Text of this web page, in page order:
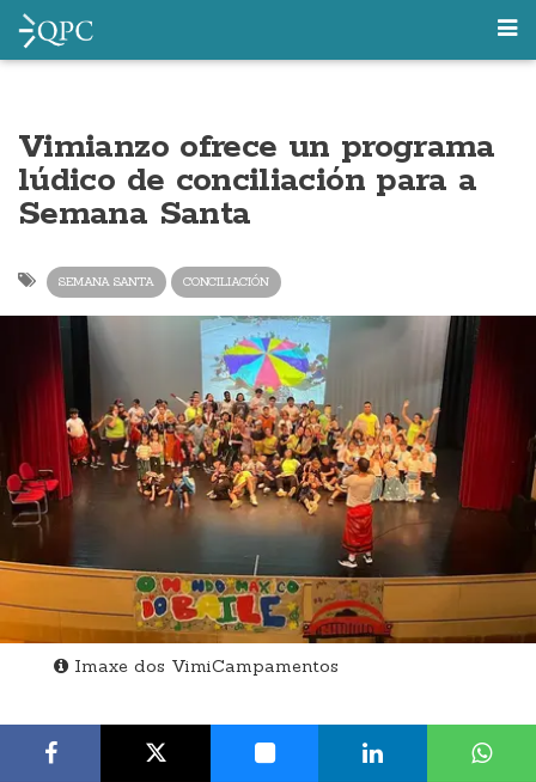
Vimianzo ofrece un programa
lúdico de conciliación para a
Semana Santa
SEMANA SANTA CONCILIACIÓN
Imaxe dos VimiCampamentos